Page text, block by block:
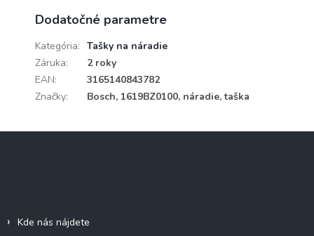
Dodatočné parametre
Kategória: Tašky na náradie
Záruka:
2 roky
EAN:
3165140843782
Značky: Bosch, 1619BZ0100, náradie, taška
Kde nás nájdete